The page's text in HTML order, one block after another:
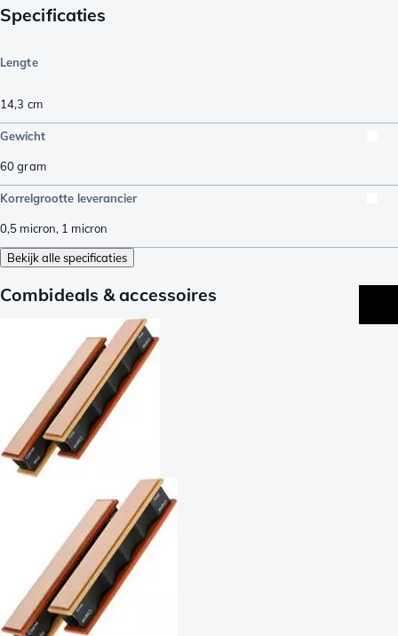
Specificaties
Lengte
14,3 cm
Gewicht
60gram
Korrelgrootte leverancier
0,5 micron, 1 micron
Bekijk alle specificaties
Combideals & accessoires